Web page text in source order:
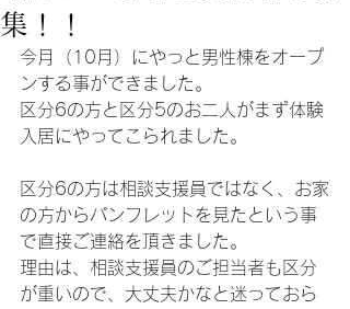
集！！
今月（10月）にやっと男性棟をオープ
ンする事ができました。
区分6の方と区分5のお二人がまず体験
入居にやってこられました。
区分6の方は相談支援員ではなく、お家
の方からパンフレットを見たという事
で直接ご連絡を頂きました。
理由は、相談支援員のご担当者も区分
が重いので、大丈夫かなと迷っておら